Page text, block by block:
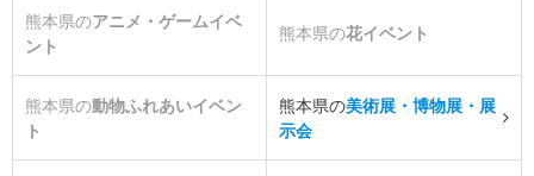
熊本県のアニメ・ゲームイベ
ント
熊本県の花イベント
熊本県の動物ふれあいイベン
ト
熊本県の美術展・博物展・展
示会